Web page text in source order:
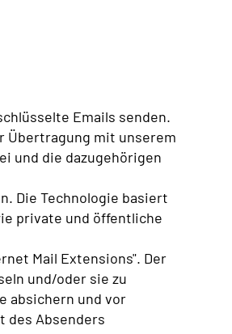
Emails senden.
Übertragung mit unserem
und die dazugehörigen
Die Technologie basiert
private und öffentliche
Mail Extensions". Der
und/oder sie zu
absichern und vor
des Absenders